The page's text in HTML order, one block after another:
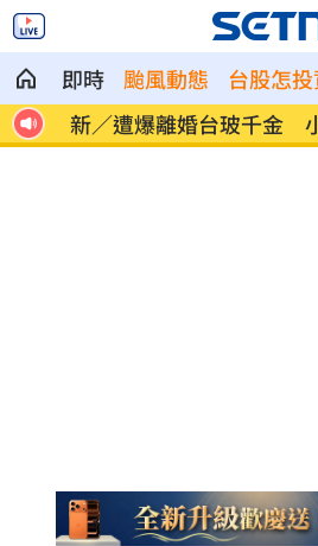
即時 颱風動態 台股怎
碰
新／遭爆離婚台玻千金